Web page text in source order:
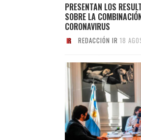
PRESENTAN LOS
SOBRE LA
CORONAVIRUS
REDACCIÓN IR 18